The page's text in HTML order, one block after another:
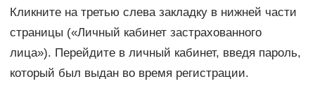
Кликните на третью слева закладку в нижней части
страницы («Личный кабинет застрахованного
лица»). Перейдите в личный кабинет, введя пароль,
который был выдан во время регистрации.